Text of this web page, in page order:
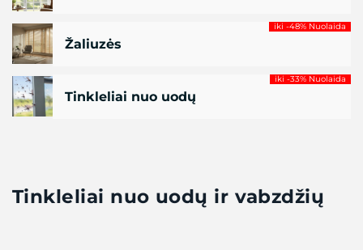
Žaliuzės
iki -48% Nuolaida
Tinkleliai nuo uodų
iki -33% Nuolaida
Tinkleliai nuo uodų ir vabzdžių